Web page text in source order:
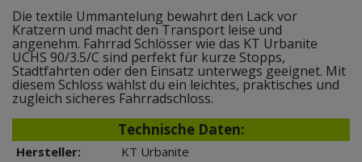
Die textile Ummantelung bewahrt den Lack vor
Kratzern und macht den Transport leise und
angenehm. Fahrrad Schlösser wie das KT Urbanite
UCHS 90/3.5/C sind perfekt für kurze Stopps,
Stadtfahrten oder den Einsatz unterwegs geeignet. Mit
diesem Schloss wählst du ein leichtes, praktisches und
zugleich sicheres Fahrradschloss.
Technische Daten:
Hersteller:
KT Urbanite